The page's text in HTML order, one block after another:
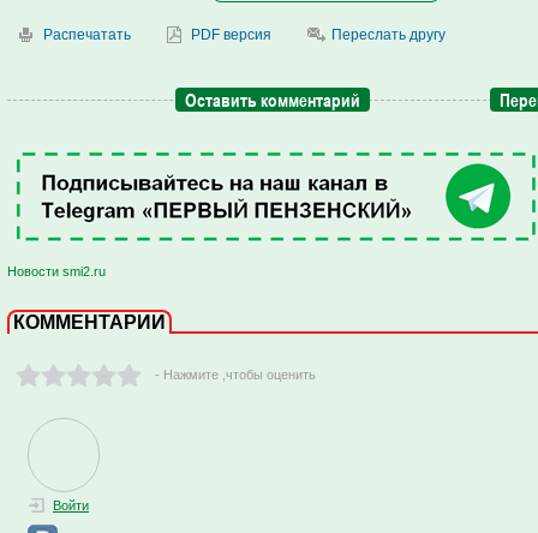
Распечатать PDF версия Переслать другу
Оставить комментарий
Новости smi2.ru
КОММЕНТАРИИ
- Нажмите ,чтобы оценить
Войти